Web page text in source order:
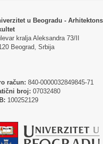
u Beogradu -
kralja Aleksandra 73/II
Beograd, Srbija
račun: 840-0000032849845-71
broj: 07032480
100252129